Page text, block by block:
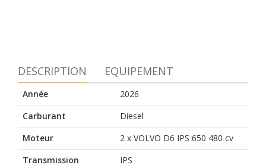
DESCRIPTION EQUIPEMENT
Année
2026
Carburant
Diesel
Moteur
2 x VOLVO D6 IPS 650 480 cv
Transmission
IPS